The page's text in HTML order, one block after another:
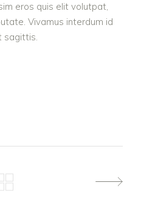
eros quis elit volutpat,
Vivamus interdum id
sagittis.